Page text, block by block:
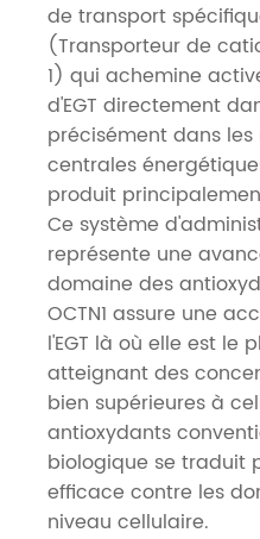
de transport
(Transporteur de
1) qui achemine
d'EGT directement
précisément dans
centrales
produit
Ce système
représente une
domaine des
OCTN1 assure une
l'EGT là où elle est le
atteignant des
bien supérieures à
antioxydants
biologique se traduit
efficace contre les
niveau cellulaire.